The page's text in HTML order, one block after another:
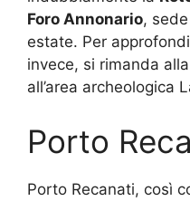
Foro Annonario,
estate. Per
invece, si rimanda
all’area archeologica
Porto
Porto Recanati, così